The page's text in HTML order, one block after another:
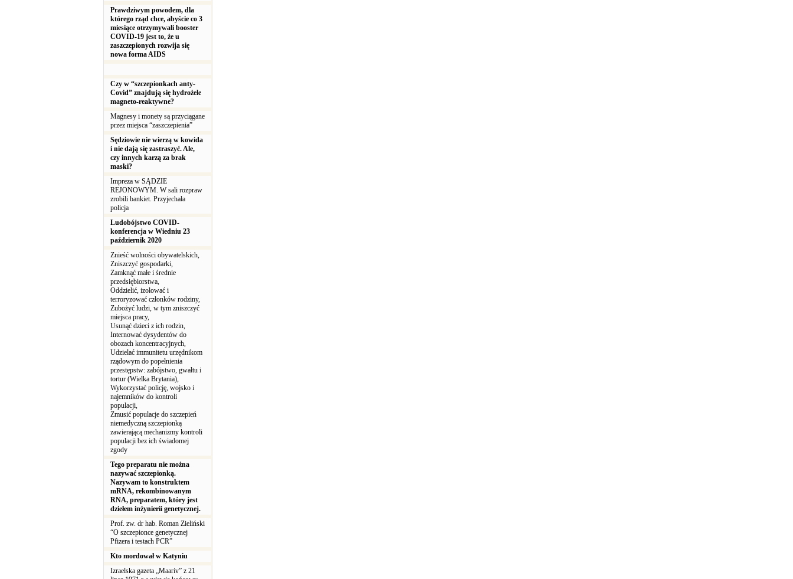
Prawdziwym powodem, dla
którego rząd chce, abyście co 3
miesiące otrzymywali booster
COVID-19 jest to, że u
zaszczepionych rozwija się
nowa forma AIDS
Czy w “szczepionkach anty-
Covid” znajdują się hydrożele
magneto-reaktywne?
Magnesy i monety są przyciągane
przez miejsca “zaszczepienia”
Sędziowie nie wierzą w kowida
i nie dają się zastraszyć. Ale,
czy innych karzą za brak
maski?
Impreza w SĄDZIE
REJONOWYM. W sali rozpraw
zrobili bankiet. Przyjechała
policja
Ludobójstwo COVID-
konferencja w Wiedniu 23
październik 2020
Znieść wolności obywatelskich,
Zniszczyć gospodarki,
Zamknąć małe i średnie
przedsiębiorstwa,
Oddzielić, izolować i
terroryzować członków rodziny,
Zubożyć ludzi, w tym zniszczyć
miejsca pracy,
Usunąć dzieci z ich rodzin,
Internować dysydentów do
obozach koncentracyjnych,
Udzielać immunitetu urzędnikom
rządowym do popełnienia
przestępstw: zabójstwo, gwałtu i
tortur (Wielka Brytania),
Wykorzystać policję, wojsko i
najemników do kontroli
populacji,
Zmusić populacje do szczepień
niemedyczną szczepionką
zawierającą mechanizmy kontroli
populacji bez ich świadomej
zgody
Tego preparatu nie można
nazywać szczepionką.
Nazywam to konstruktem
mRNA, rekombinowanym
RNA, preparatem, który jest
dziełem inżynierii genetycznej.
Prof. zw. dr hab. Roman Zieliński
“O szczepionce genetycznej
Pfizera i testach PCR”
Kto mordował w Katyniu
Izraelska gazeta „Maariv” z 21